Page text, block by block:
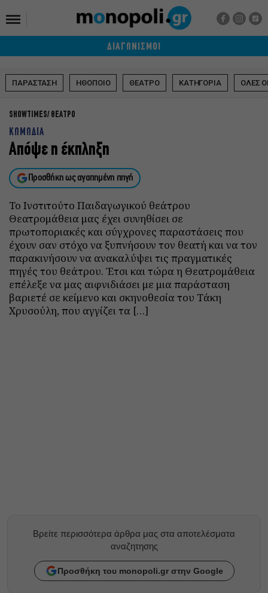
ΔΙΑΓΩΝΙΣΜΟΙ
ΠΑΡΑΣΤΑΣΗ ΗΘΟΠΟΙΟ ΘΕΑΤΡΟ ΚΑΤΗΓΟΡΙΑ ΟΛΕΣ
SHOWTIMES ΘΕΑΤΡΟ
ΚΩΜΩΔΙΑ
Απόψε η έκπληξη
Προσθήκη ως αγαπημένη πηγή
Το Ινστιτούτο Παιδαγωγικού θεάτρου
Θεατρομάθεια μας έχει συνηθίσει σε
πρωτοποριακές και σύγχρονες παραστάσεις που
έχουν σαν στόχο να ξυπνήσουν τον θεατή και να τον
παρακινήσουν να ανακαλύψει τις πραγματικές
πηγές του θεάτρου. Έτσι και τώρα η Θεατρομάθεια
επέλεξε να μας αιφνιδιάσει με μια παράσταση
βαριετέ σε κείμενο και σκηνοθεσία του Τάκη
Χρυσούλη, που αγγίζει τα […]
Βρείτε περισσότερα άρθρα μας στα αποτελέσματα
αναζητησης
Προσθήκη του monopoli.gr στην Google